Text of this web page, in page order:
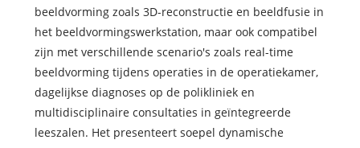
beeldvorming zoals 3D-reconstructie en beeldfusie in
het beeldvormingswerkstation, maar ook compatibel
zijn met verschillende scenario's zoals real-time
beeldvorming tijdens operaties in de operatiekamer,
dagelijkse diagnoses op de polikliniek en
multidisciplinaire consultaties in geïntegreerde
leeszalen. Het presenteert soepel dynamische